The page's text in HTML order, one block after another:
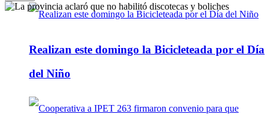
Realizan este domingo la Bicicleteada por el Día
del Niño